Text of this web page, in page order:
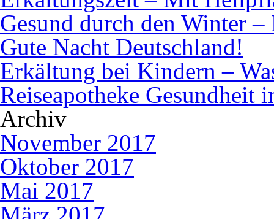
Gesund durch den Winter
Gute Nacht Deutschland!
Erkältung bei Kindern –
Reiseapotheke Gesundheit
Archiv
November 2017
Oktober 2017
Mai 2017